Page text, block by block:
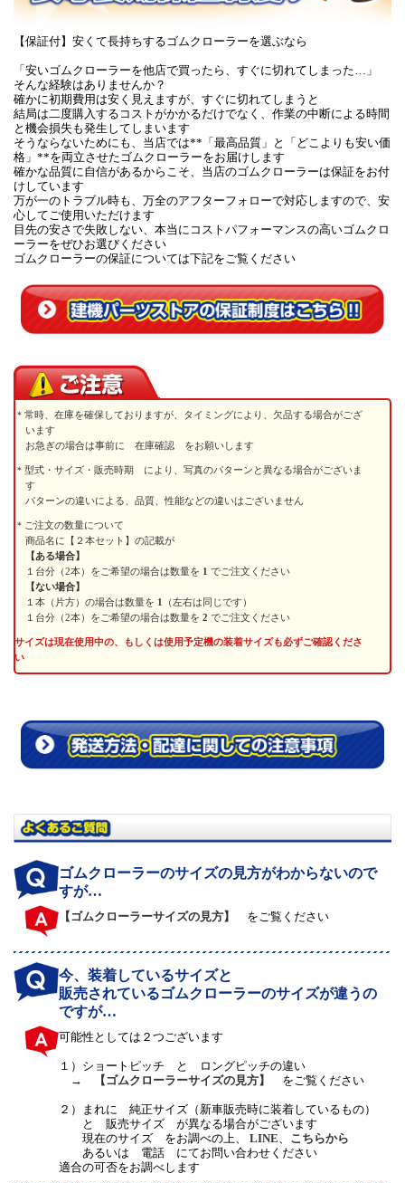
【保証付】安くて長持ちするゴムクローラーを選ぶなら
「安いゴムクローラーを他店で買ったら、すぐに切れてしまった…」
そんな経験はありませんか？
確かに初期費用は安く見えますが、すぐに切れてしまうと
結局は二度購入するコストがかかるだけでなく、作業の中断による時間
と機会損失も発生してしまいます
そうならないためにも、当店では**「最高品質」と「どこよりも安い価
格」**を両立させたゴムクローラーをお届けします
確かな品質に自信があるからこそ、当店のゴムクローラーは保証をお付
けしています
万が一のトラブル時も、万全のアフターフォローで対応しますので、安
心してご使用いただけます
目先の安さで失敗しない、本当にコストパフォーマンスの高いゴムクロ
ーラーをぜひお選びください
ゴムクローラーの保証については下記をご覧ください
常時、在庫を確保しておりますが、タイミングにより、欠品する場合がござ
います
お急ぎの場合は事前に 在庫確認 をお願いします
型式・サイズ・販売時期 により、写真のパターンと異なる場合がございま
す
パターンの違いによる、品質、性能などの違いはございません
ご注文の数量について
商品名に【２本セット】の記載が
【ある場合】
１台分（2本）をご希望の場合は数量を 1 でご注文ください
【ない場合】
１本（片方）の場合は数量を 1
（左右は同じです）
１台分（2本）をご希望の場合は数量を 2 でご注文ください
サイズは現在使用中の、もしくは使用予定機の装着サイズも必ずご確認くださ
い
ゴムクローラーのサイズの見方がわからないので
すが…
【ゴムクローラーサイズの見方】 をご覧ください
今、装着しているサイズと
販売されているゴムクローラーのサイズが違うの
ですが…
可能性としては２つございます
１） ショートピッチ と ロングピッチの違い
→
【ゴムクローラーサイズの見方】 をご覧ください
２）
まれに 純正サイズ（新車販売時に装着しているもの）
と 販売サイズ が異なる場合がございます
現在のサイズ をお調べの上、LINE、 こちらから
あるいは 電話 にてお問い合わせください
適合の可否をお調べします